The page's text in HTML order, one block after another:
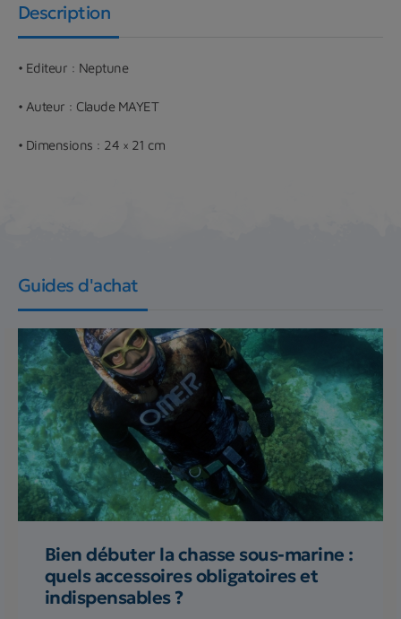
Description
• Editeur : Neptune
• Auteur : Claude MAYET
• Dimensions : 24 × 21 cm
Guides d'achat
Bien débuter la chasse sous-marine :
quels accessoires obligatoires et
indispensables ?